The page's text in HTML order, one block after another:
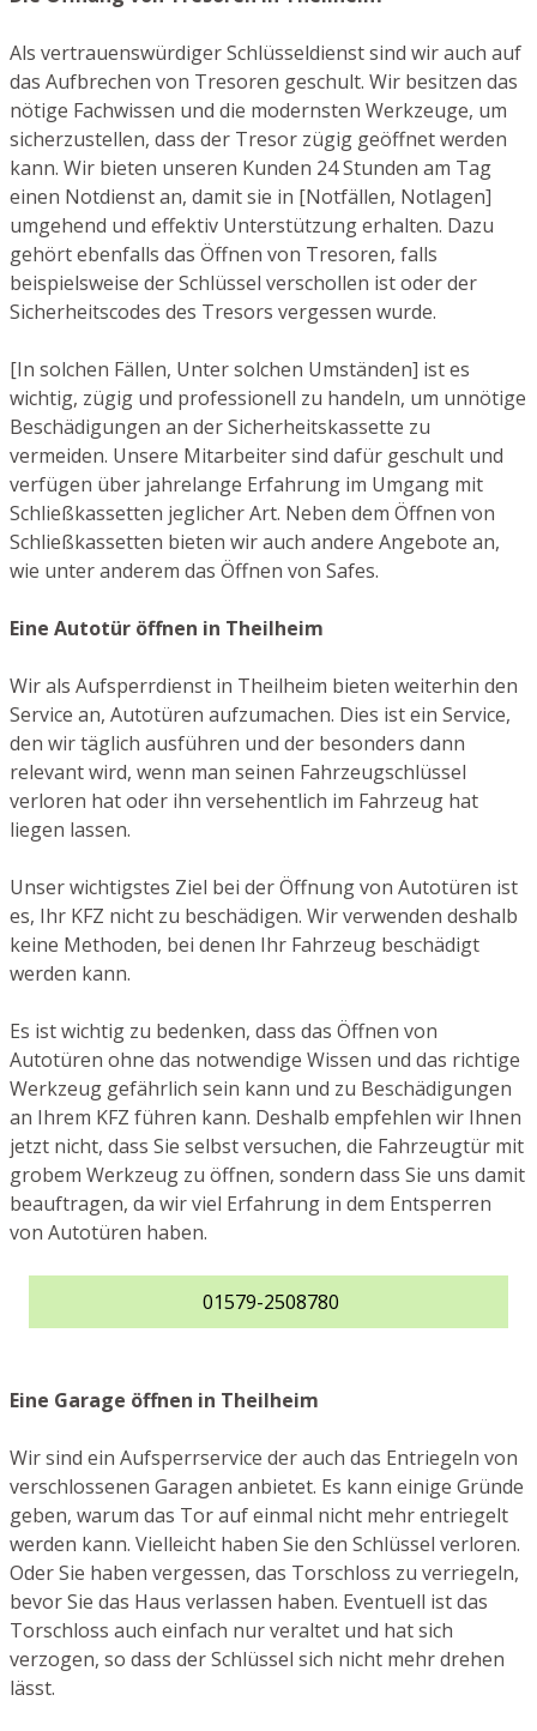
Als vertrauenswürdiger Schlüsseldienst sind wir auch auf
das Aufbrechen von Tresoren geschult. Wir besitzen das
nötige Fachwissen und die modernsten Werkzeuge, um
sicherzustellen, dass der Tresor zügig geöffnet werden
kann. Wir bieten unseren Kunden 24 Stunden am Tag
einen Notdienst an, damit sie in [Notfällen, Notlagen]
umgehend und effektiv Unterstützung erhalten. Dazu
gehört ebenfalls das Öffnen von Tresoren, falls
beispielsweise der Schlüssel verschollen ist oder der
Sicherheitscodes des Tresors vergessen wurde.
[In solchen Fällen, Unter solchen Umständen] ist es
wichtig, zügig und professionell zu handeln, um unnötige
Beschädigungen an der Sicherheitskassette zu
vermeiden. Unsere Mitarbeiter sind dafür geschult und
verfügen über jahrelange Erfahrung im Umgang mit
Schließkassetten jeglicher Art. Neben dem Öffnen von
Schließkassetten bieten wir auch andere Angebote an,
wie unter anderem das Öffnen von Safes.
Eine Autotür öffnen in Theilheim
Wir als Aufsperrdienst in Theilheim bieten weiterhin den
Service an, Autotüren aufzumachen. Dies ist ein Service,
den wir täglich ausführen und der besonders dann
relevant wird, wenn man seinen Fahrzeugschlüssel
verloren hat oder ihn versehentlich im Fahrzeug hat
liegen lassen.
Unser wichtigstes Ziel bei der Öffnung von Autotüren ist
es, Ihr KFZ nicht zu beschädigen. Wir verwenden deshalb
keine Methoden, bei denen Ihr Fahrzeug beschädigt
werden kann.
Es ist wichtig zu bedenken, dass das Öffnen von
Autotüren ohne das notwendige Wissen und das richtige
Werkzeug gefährlich sein kann und zu Beschädigungen
an Ihrem KFZ führen kann. Deshalb empfehlen wir Ihnen
jetzt nicht, dass Sie selbst versuchen, die Fahrzeugtür mit
grobem Werkzeug zu öffnen, sondern dass Sie uns damit
beauftragen, da wir viel Erfahrung in dem Entsperren
von Autotüren haben.
01579-2508780
Eine Garage öffnen in Theilheim
Wir sind ein Aufsperrservice der auch das Entriegeln von
verschlossenen Garagen anbietet. Es kann einige Gründe
geben, warum das Tor auf einmal nicht mehr entriegelt
werden kann. Vielleicht haben Sie den Schlüssel verloren.
Oder Sie haben vergessen, das Torschloss zu verriegeln,
bevor Sie das Haus verlassen haben. Eventuell ist das
Torschloss auch einfach nur veraltet und hat sich
verzogen, so dass der Schlüssel sich nicht mehr drehen
lässt.